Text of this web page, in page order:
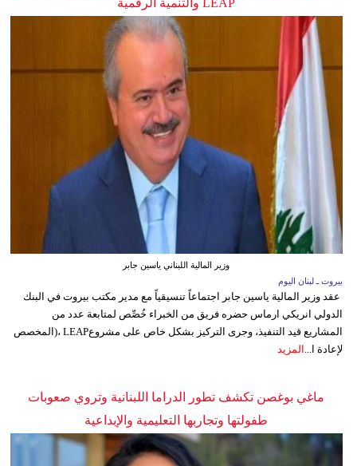
LEAP والتنمية الرقمية
وزير المالية اللبناني ياسين جابر
بيروت ـ لبنان اليوم
عقد وزير المالية ياسين جابر اجتماعاً تنسيقياً مع مدير مكتب بيروت في البنك
الدولي انريكي ارماس حضره فريق من الخبراء خُصِّص لمتابعة عدد من
المشاريع قيد التنفيذ، وجرى التركيز بشكل خاص على مشروعLEAP ،(المخصص
لإعادة ا... المزيد
ماغي بوغصن تكشف تطور الدراما اللبنانية وتروي صعوبات
طفولتها وتجاربها التعليمية والإبداعية